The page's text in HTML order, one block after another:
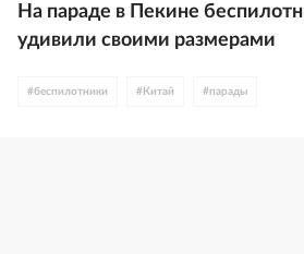
На параде в Пекине
удивили своими размерами
#беспилотники # Китай #парады